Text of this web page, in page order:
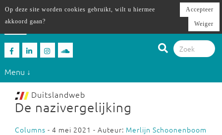
Menu ↓
Duitslandweb
De nazivergelijking
Columns - 4 mei 2021 - Auteur: Merlijn Schoonenboom
Op deze site worden cookies gebruikt, wilt u hiermee
akkoord gaan?
Accepteer
Weiger